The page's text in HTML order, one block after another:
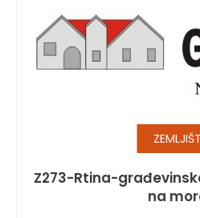
Z273-Rtina-
na